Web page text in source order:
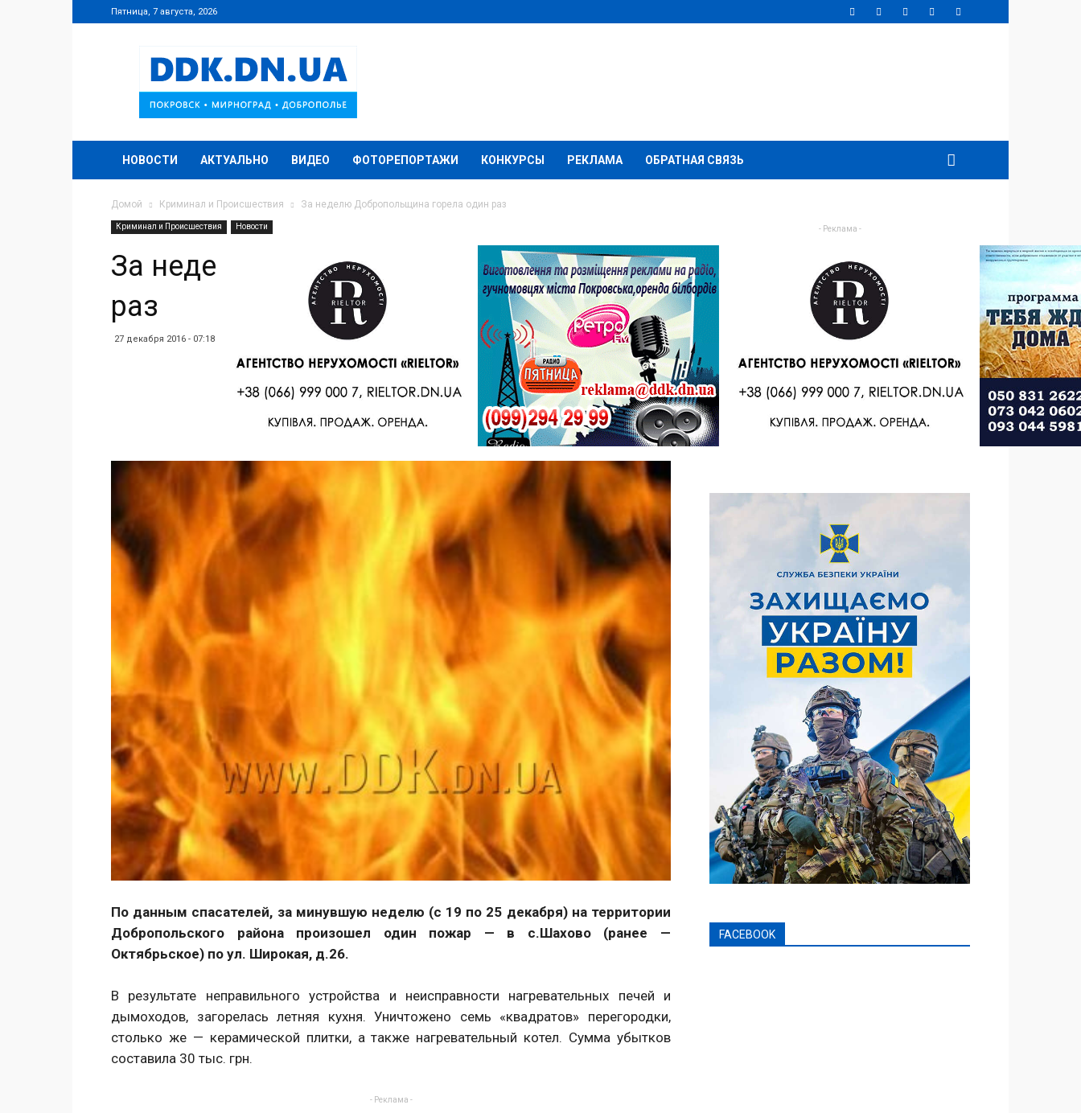
Пятница, 7 августа, 2026
DDK.DN.UA
НОВОСТИ АКТУАЛЬНО ВИДЕО ФОТОРЕПОРТАЖИ КОНКУРСЫ РЕКЛАМА ОБРАТНАЯ СВЯЗЬ
Домой Криминал и Происшествия За неделю Добропольщина горела один раз
Криминал и Происшествия Новости
За неделю Добропольщина горела один
раз
27 декабря 2016 - 07:18
По данным спасателей, за минувшую неделю (с 19 по 25 декабря) на территории
Добропольского района произошел один пожар — в с.Шахово (ранее —
Октябрьское) по ул. Широкая, д.26.
В результате неправильного устройства и неисправности нагревательных печей и
дымоходов, загорелась летняя кухня. Уничтожено семь «квадратов» перегородки,
столько же — керамической плитки, а также нагревательный котел. Сумма убытков
составила 30 тыс. грн.
- Реклама -
- Реклама -
FACEBOOK